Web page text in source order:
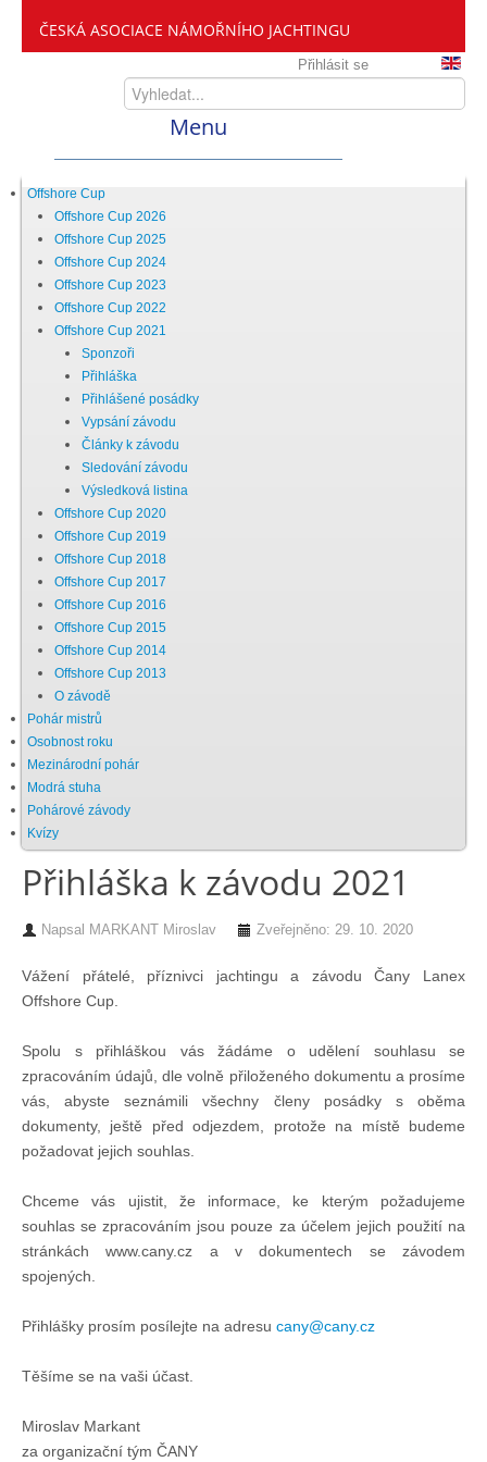
ČESKÁ ASOCIACE NÁMOŘNÍHO JACHTINGU
Přihlásit se
Menu
Home
ČANY
Kdo jsme
Zveme vás mezi nás
Setkání ČANY
Chci se stát členem
Oznámení
Členské příspěvky
Dokumenty ke stažení
Ochrana osobních údajů
Legislativa
Legislativní proces
Doklady osob
Lodě - technika (tech. způsobilost)
Lodě - registrace
Kapitánské zkoušky
Soutěže a závody
Offshore Cup
Offshore Cup
Offshore Cup 2026
Offshore Cup 2025
Offshore Cup 2024
Offshore Cup 2023
Offshore Cup 2022
Offshore Cup 2021
Sponzoři
Přihláška
Přihlášené posádky
Vypsání závodu
Články k závodu
Sledování závodu
Výsledková listina
Offshore Cup 2020
Offshore Cup 2019
Offshore Cup 2018
Offshore Cup 2017
Offshore Cup 2016
Offshore Cup 2015
Offshore Cup 2014
Offshore Cup 2013
O závodě
Pohár mistrů
Osobnost roku
Mezinárodní pohár
Modrá stuha
Pohárové závody
Kvízy
Přihláška k závodu 2021
Napsal MARKANT Miroslav Zveřejněno: 29. 10. 2020
Vážení přátelé, příznivci jachtingu a závodu Čany Lanex
Offshore Cup.
Spolu s přihláškou vás žádáme o udělení souhlasu se
zpracováním údajů, dle volně přiloženého dokumentu a prosíme
vás, abyste seznámili všechny členy posádky s oběma
dokumenty, ještě před odjezdem, protože na místě budeme
požadovat jejich souhlas.
Chceme vás ujistit, že informace, ke kterým požadujeme
souhlas se zpracováním jsou pouze za účelem jejich použití na
stránkách www.cany.cz a v dokumentech se závodem
spojených.
Přihlášky prosím posílejte na adresu cany@cany.cz
Těšíme se na vaši účast.
Miroslav Markant
za organizační tým ČANY